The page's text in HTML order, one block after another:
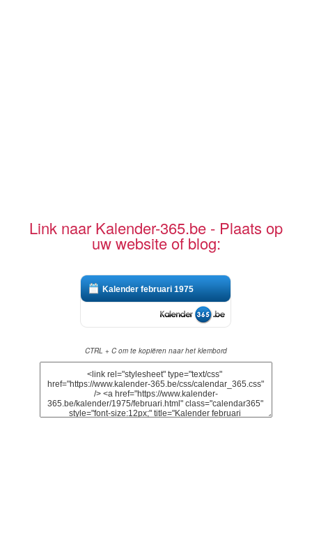
Link naar Kalender-365.be - Plaats op
uw website of blog:
Kalender februari 1975
CTRL + C om te kopiëren naar het klembord